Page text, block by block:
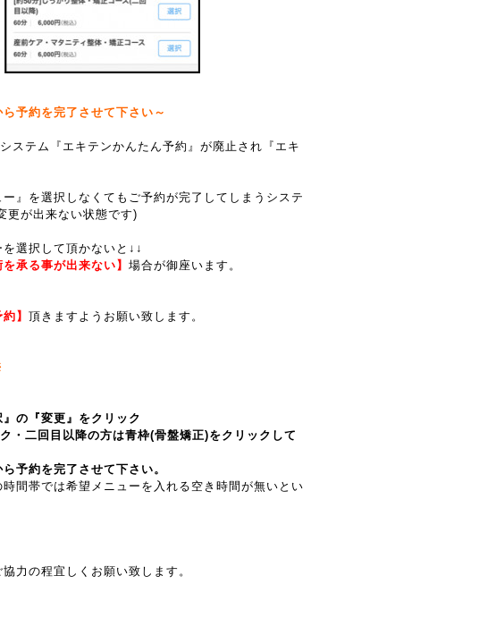
予約を完了させて下さい～
ステム『エキテンかんたん予約』が廃止され『エキ
』を選択しなくてもご予約が完了してしまうシステ
更が出来ない状態です)
選択して頂かないと↓↓
承る事が出来ない】 場合が御座います。
】 頂きますようお願い致します。
の『変更』をクリック
・二回目以降の方は青枠(骨盤矯正)をクリックして
予約を完了させて下さい。
間帯では希望メニューを入れる空き時間が無いとい
力の程宜しくお願い致します。